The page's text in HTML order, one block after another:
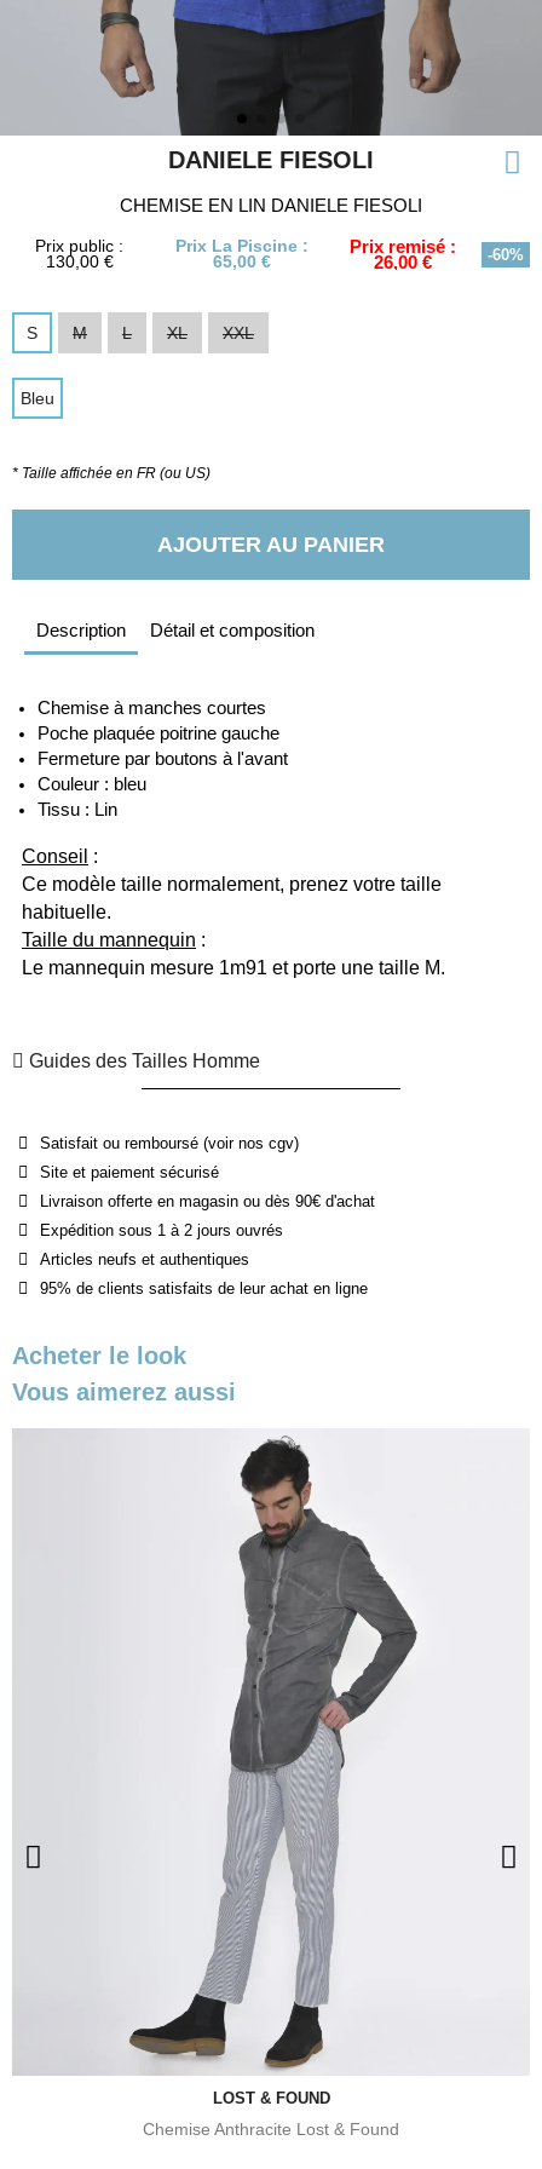
DANIELE FIESOLI
CHEMISE EN LIN DANIELE FIESOLI
Prix public :
130,00 €
Prix La Piscine :
65,00 €
Prix remisé :
26,00 € -60%
S M L XL XXL
Bleu
* Taille affichée en FR (ou US)
AJOUTER AU PANIER
Description Détail et composition
Chemise à manches courtes
Poche plaquée poitrine gauche
Fermeture par boutons à l'avant
Couleur : bleu
Tissu : Lin
Conseil :
Ce modèle taille normalement, prenez votre taille
habituelle.
Taille du mannequin :
Le mannequin mesure 1m91 et porte une taille M.
Guides des Tailles Homme
Satisfait ou remboursé (voir nos cgv)
Site et paiement sécurisé
Livraison offerte en magasin ou dès 90€ d'achat
Expédition sous 1 à 2 jours ouvrés
Articles neufs et authentiques
95% de clients satisfaits de leur achat en ligne
Acheter le look
Vous aimerez aussi
LOST & FOUND
Chemise Anthracite Lost & Found